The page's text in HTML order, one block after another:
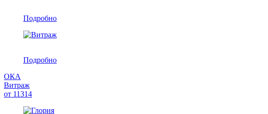
Подробно
Подробно
ОКА
Витраж
от 11314